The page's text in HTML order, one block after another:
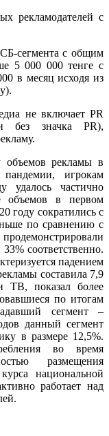
рекламодателей с
сегмента с общим
5 000 000 тенге с
в месяц исходя из
не включает PR
без значка PR),
объемов рекламы в
пандемии, игрокам
удалось частично
объемов в первом
году сократились с
по сравнению с
соответственно.
падением
составила 7,9
показал более
по итогам
сегмент –
данный сегмент
в размере 12,5%.
во время
размещения
национальной
работает над